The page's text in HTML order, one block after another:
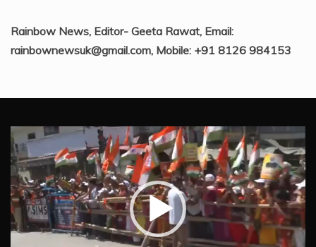
Rainbow News, Editor- Geeta Rawat, Email:
rainbownewsuk@gmail.com, Mobile: +91 8126 984153
Video
Player